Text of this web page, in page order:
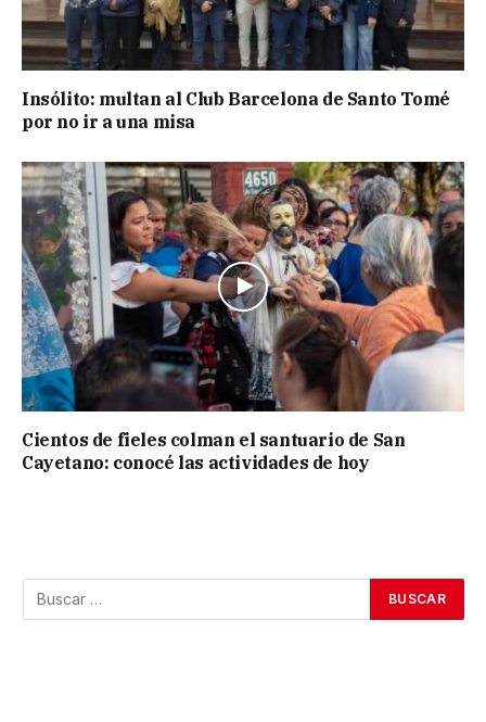
Insólito: multan al Club Barcelona de Santo Tomé
por no ir a una misa
Cientos de fieles colman el santuario de San
Cayetano: conocé las actividades de hoy